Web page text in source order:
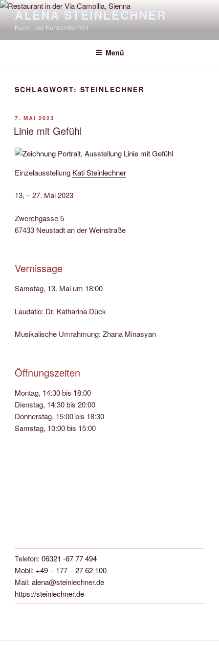
Zum
Inhalt
springen
ALENA STEINLECHNER
Kunst und Kunstunterricht
Menü
SCHLAGWORT: STEINLECHNER
VERÖFFENTLICHT
AM
7. MAI 2023
Linie mit Gefühl
Einzelausstellung Kati Steinlechner
13, – 27. Mai 2023
Zwerchgasse 5
67433 Neustadt an der Weinstraße
Vernissage
Samstag, 13. Mai um 18:00
Laudatio: Dr. Katharina Dück
Musikalische Umrahmung: Zhana Minasyan
Öffnungszeiten
Montag, 14:30 bis 18:00
Dienstag, 14:30 bis 20:00
Donnerstag, 15:00 bis 18:30
Samstag, 10:00 bis 15:00
Telefon: 06321 -67 77 494
Mobil: +49 – 177 – 27 62 100
Mail: alena@steinlechner.de
https://steinlechner.de